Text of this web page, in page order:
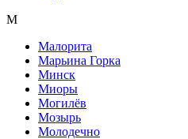
М
Малорита
Марьина Горка
Минск
Миоры
Могилёв
Мозырь
Молодечно